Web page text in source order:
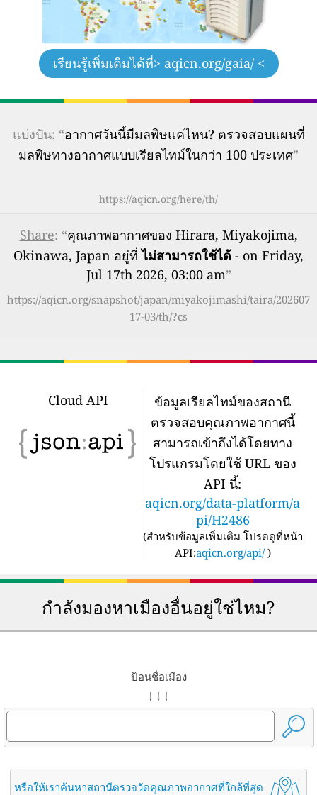
เรียนรู้เพิ่มเติมได้ที่> aqicn.org/gaia/ <
แบ่งปัน: “อากาศวันนี้มีมลพิษแค่ไหน? ตรวจสอบแผนที่
มลพิษทางอากาศแบบเรียลไทม์ในกว่า 100 ประเทศ”
https://aqicn.org/here/th/
Share: “คุณภาพอากาศของ Hirara, Miyakojima,
Okinawa, Japan อยู่ที่ไม่สามารถใช้ได้ - on Friday,
Jul 17th 2026, 03:00 am”
https://aqicn.org/snapshot/japan/miyakojimashi/taira/202607
17-03/th/?cs
Cloud API
ข้อมูลเรียลไทม์ของสถานี
ตรวจสอบคุณภาพอากาศนี้
สามารถเข้าถึงได้โดยทาง
โปรแกรมโดยใช้ URL ของ
API นี้:
aqicn.org/data-platform/a
pi/H2486
(สำหรับข้อมูลเพิ่มเติม โปรดดูที่หน้า
API:aqicn.org/api/ )
กำลังมองหาเมืองอื่นอยู่ใช่ไหม?
ป้อนชื่อเมือง
↓ ↓ ↓
หรือให้เราค้นหาสถานีตรวจวัดคุณภาพอากาศที่ใกล้ที่สุด